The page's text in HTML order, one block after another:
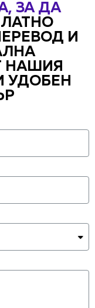
ЗА ДА
И
НАШИЯ
УДОБЕН